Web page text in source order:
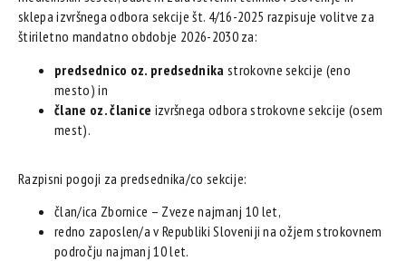
sklepa izvršnega odbora sekcije št. 4/16-2025 razpisuje volitve za
štiriletno mandatno obdobje 2026-2030 za:
predsednico oz. predsednika strokovne sekcije (eno
mesto) in
člane oz. članice izvršnega odbora strokovne sekcije (osem
mest).
Razpisni pogoji za predsednika/co sekcije:
član/ica Zbornice – Zveze najmanj 10 let,
redno zaposlen/a v Republiki Sloveniji na ožjem strokovnem
področju najmanj 10 let.